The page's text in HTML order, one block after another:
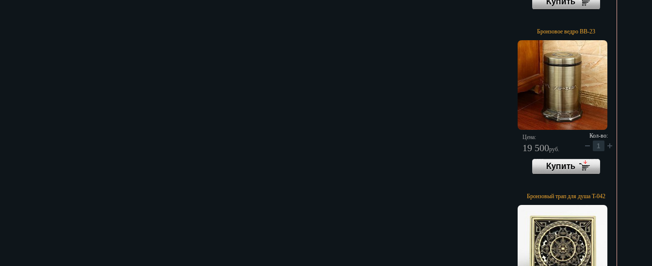
Бронзовое ведро BB-23
Цена:
19 500руб.
Кол-во:
Бронзовый трап для душа T-042